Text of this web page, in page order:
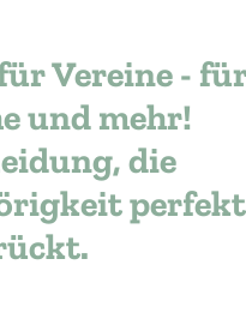
Vereine -
und mehr!
die
perfekt